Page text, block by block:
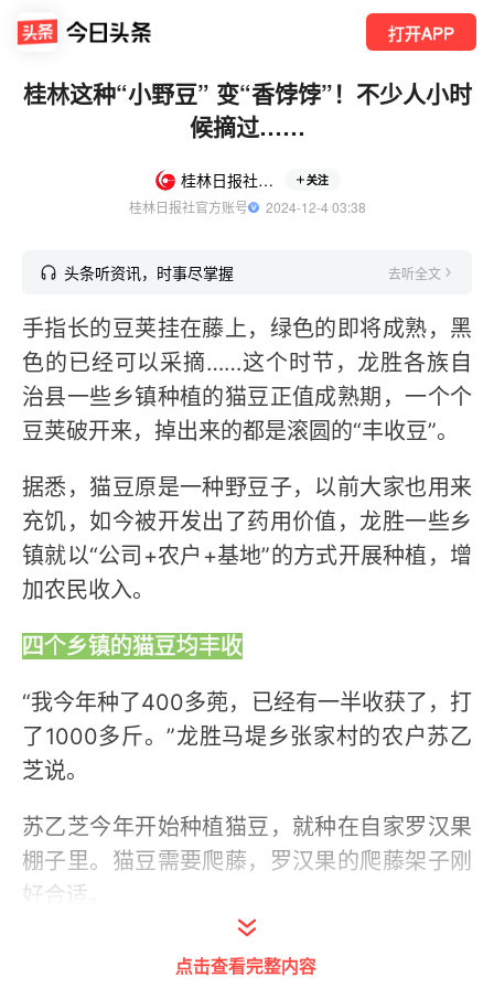
打开APP
桂林这种“小野豆” 变“香饽饽”！不少人小时
候摘过……
桂林日报社全媒体 关注
桂林日报社官方账号
  2024-12-4 03:38
头条听资讯，时事尽掌握 去听全文
手指长的豆荚挂在藤上，绿色的即将成熟，黑
色的已经可以采摘……这个时节，龙胜各族自
治县一些乡镇种植的猫豆正值成熟期，一个个
豆荚破开来，掉出来的都是滚圆的“丰收豆”。
据悉，猫豆原是一种野豆子，以前大家也用来
充饥，如今被开发出了药用价值，龙胜一些乡
镇就以“公司+农户+基地”的方式开展种植，增
加农民收入。
四个乡镇的猫豆均丰收
“我今年种了400多蔸，已经有一半收获了，打
了1000多斤。”龙胜马堤乡张家村的农户苏乙
芝说。
苏乙芝今年开始种植猫豆，就种在自家罗汉果
棚子里。猫豆需要爬藤，罗汉果的爬藤架子刚
好合适。
苏乙芝说，猫豆比较容易种植，“挖个坑，埋下
点击查看完整内容